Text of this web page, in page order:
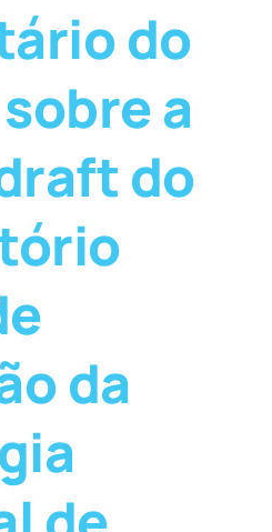
do
a
do
da